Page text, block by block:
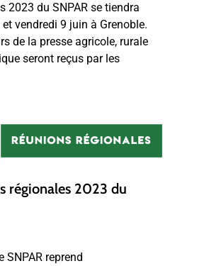
2023 du SNPAR se tiendra
vendredi 9 juin à Grenoble.
de la presse agricole, rurale
seront reçus par les
régionales 2023 du
SNPAR reprend